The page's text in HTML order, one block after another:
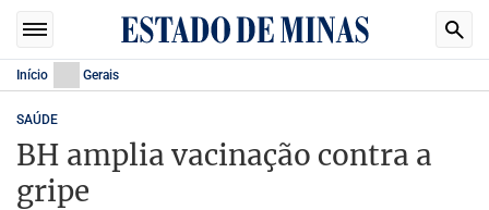
Início Gerais
SAÚDE
BH amplia vacinação contra a
gripe